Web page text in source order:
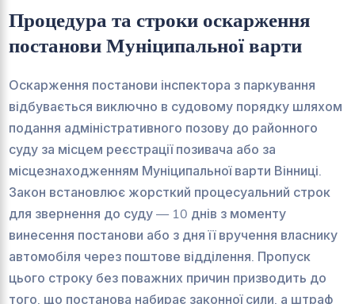
Процедура та строки оскарження
постанови Муніципальної варти
Оскарження постанови інспектора з паркування
відбувається виключно в судовому порядку шляхом
подання адміністративного позову до районного
суду за місцем реєстрації позивача або за
місцезнаходженням Муніципальної варти Вінниці.
Закон встановлює жорсткий процесуальний строк
для звернення до суду — 10 днів з моменту
винесення постанови або з дня її вручення власнику
автомобіля через поштове відділення. Пропуск
цього строку без поважних причин призводить до
того, що постанова набирає законної сили, а штраф